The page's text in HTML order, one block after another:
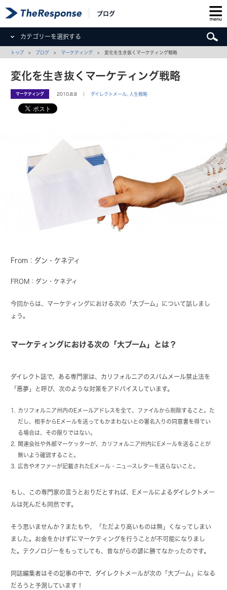
ブログ
カテゴリーを選択する
トップ > ブログ > マーケティング > 変化を生き抜くマーケティング戦略
変化を生き抜くマーケティング戦略
マーケティング 2010.8.8 ｜ダイレクトメール 人生戦略
From：ダン・ケネディ
FROM：ダン・ケネディ
今回からは、マーケティングにおける次の「大ブーム」について話しまし
ょう。
マーケティングにおける次の「大ブーム」とは？
ダイレクト誌で、ある専門家は、カリフォルニアのスパムメール禁止法を
「悪夢」と呼び、次のような対策をアドバイスしています。
カリフォルニア州内のEメールアドレスを全て、ファイルから削除すること。た
だし、相手からEメールを送ってもかまわないとの署名入りの同意書を得てい
る場合は、その限りではない。
関連会社や外部マーケッターが、カリフォルニア州内にEメールを送ることが
無いよう確認すること。
広告やオファーが記載されたEメール・ニュースレターを送らないこと。
もし、この専門家の言うとおりだとすれば、Eメールによるダイレクトメー
ルは死んだも同然です。
そう思いませんか？またもや、「ただより高いものは無」くなってしまい
ました。お金をかけずにマーケティングを行うことが不可能になりまし
た。テクノロジーをもってしても、昔ながらの諺に勝てなかったのです。
同誌編集者はその記事の中で、ダイレクトメールが次の「大ブーム」になる
だろうと予測しています！